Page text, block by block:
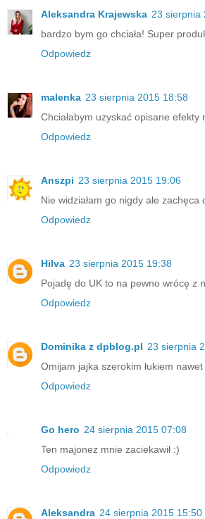
Aleksandra Krajewska 23 sierpnia
bardzo bym go chciała! Super
Odpowiedz
malenka 23 sierpnia 2015 18:58
Chciałabym uzyskać opisane efekty
Odpowiedz
Anszpi 23 sierpnia 2015 19:06
Nie widziałam go nigdy ale zachęca
Odpowiedz
Hilva 23 sierpnia 2015 19:38
Pojadę do UK to na pewno wrócę z
Odpowiedz
Dominika z dpblog.pl 23 sierpnia
Omijam jajka szerokim łukiem
Odpowiedz
Go hero 24 sierpnia 2015 07:08
Ten majonez mnie zaciekawił :)
Odpowiedz
Aleksandra 24 sierpnia 2015 15:50